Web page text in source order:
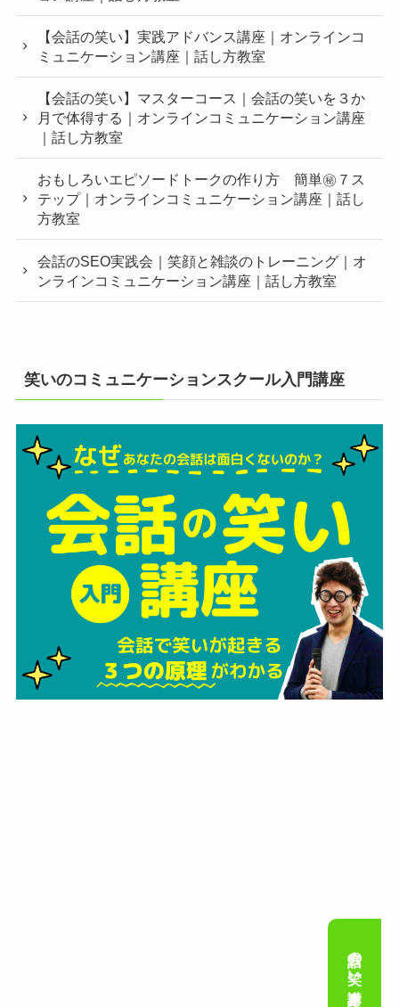
【会話の笑い】実践アドバンス講座｜オンラインコ
ミュニケーション講座｜話し方教室
【会話の笑い】マスターコース｜会話の笑いを３か
月で体得する｜オンラインコミュニケーション講座
｜話し方教室
おもしろいエピソードトークの作り方 簡単㊙︎７ス
テップ｜オンラインコミュニケーション講座｜話し
方教室
会話のSEO実践会｜笑顔と雑談のトレーニング｜オ
ンラインコミュニケーション講座｜話し方教室
笑いのコミュニケーションスクール入門講座
会話の笑い講座を見る